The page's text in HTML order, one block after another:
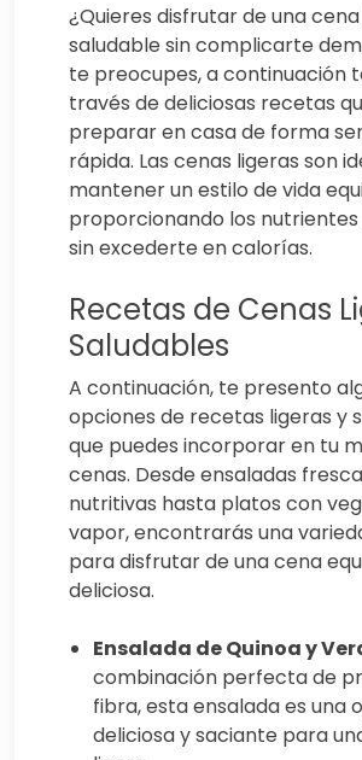
¿Quieres disfrutar de una
saludable sin complicarte
te preocupes, a continuación
través de deliciosas recetas
preparar en casa de forma
rápida. Las cenas ligeras son
mantener un estilo de vida
proporcionando los
sin excederte en calorías.
Recetas de Cenas
Saludables
A continuación, te presento
opciones de recetas ligeras y
que puedes incorporar en tu
cenas. Desde ensaladas
nutritivas hasta platos con
vapor, encontrarás una
para disfrutar de una cena
deliciosa.
Ensalada de Quinoa y
combinación perfecta de
fibra, esta ensalada es una
deliciosa y saciante para